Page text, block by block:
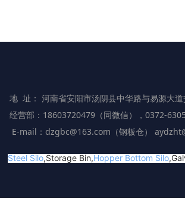
地 址： 河南省安阳市汤阴县中华路与易源大
经营部：18603720479（同微信），0372-
E-mail：dzgbc@163.com（钢板仓）
Steel Silo,Storage Bin,Hopper Bottom Silo